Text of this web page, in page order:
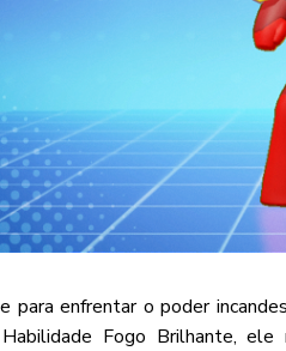
para enfrentar o poder
Fogo Brilhante,